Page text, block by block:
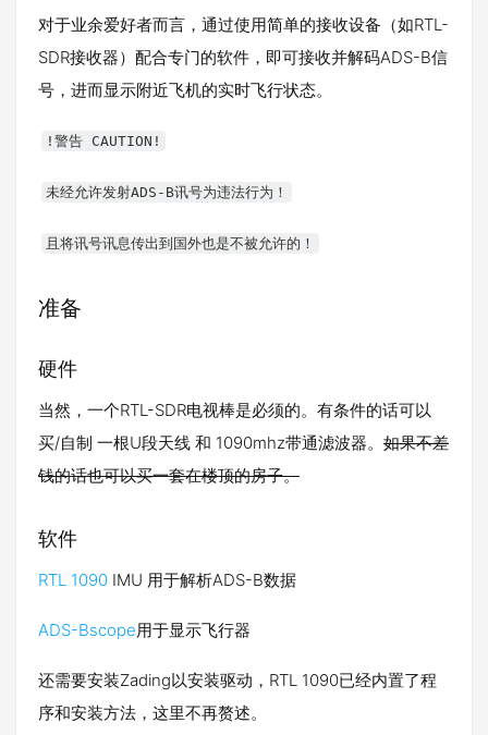
对于业余爱好者而言，通过使用简单的接收设备（如RTL-
SDR接收器）配合专门的软件，即可接收并解码ADS-B信
号，进而显示附近飞机的实时飞行状态。
!警告 CAUTION!
未经允许发射ADS-B讯号为违法行为！
且将讯号讯息传出到国外也是不被允许的！
准备
硬件
当然，一个RTL-SDR电视棒是必须的。有条件的话可以
买/自制 一根U段天线 和 1090mhz带通滤波器。 如果不差
钱的话也可以买一套在楼顶的房子。
软件
RTL 1090 IMU 用于解析ADS-B数据
ADS-Bscope用于显示飞行器
还需要安装Zading以安装驱动，RTL 1090已经内置了程
序和安装方法，这里不再赘述。